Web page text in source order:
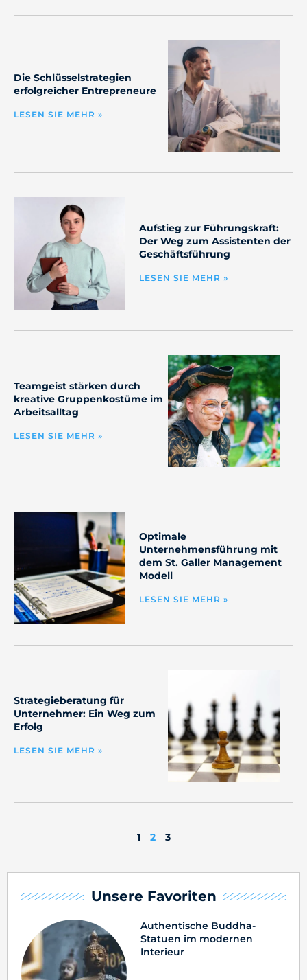
Unsere Favoriten
Authentische Buddha-
Statuen im modernen
Interieur
Die Schlüsselstrategien
erfolgreicher Entrepreneure
LESEN SIE MEHR »
Aufstieg zur Führungskraft:
Der Weg zum Assistenten der
Geschäftsführung
LESEN SIE MEHR »
Teamgeist stärken durch
kreative Gruppenkostüme im
Arbeitsalltag
LESEN SIE MEHR »
Optimale
Unternehmensführung mit
dem St. Galler Management
Modell
LESEN SIE MEHR »
Strategieberatung für
Unternehmer: Ein Weg zum
Erfolg
LESEN SIE MEHR »
1 2 3